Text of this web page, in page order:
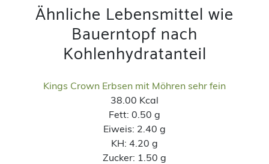
Ähnliche Lebensmittel wie
Bauerntopf nach
Kohlenhydratanteil
Kings Crown Erbsen mit Möhren sehr fein
38.00 Kcal
Fett: 0.50 g
Eiweis: 2.40 g
KH: 4.20 g
Zucker: 1.50 g